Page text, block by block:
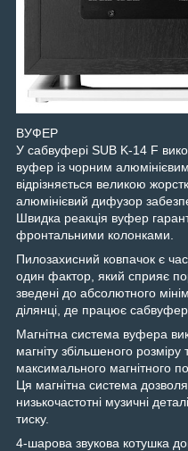
ВУФЕР
У сабвуфері SUB K-14 F
вуфер із чорним
відрізняється великою
алюмінієвий дифузор
Швидка реакція вуфер
фронтальними колонками.
Пилозахисний ковпачок є
один фактор, який сприяє
зведені до абсолютного
ділянці, де працює сабвуфер.
Магнітна система вуфера
магніту збільшеного
максимального магнітного
Ця магнітна система
низькочастотні музичні
тиску.
4-шарова звукова котушка